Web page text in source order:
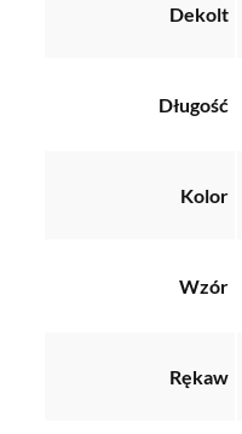
Dekolt
Długość
Kolor
Wzór
Rękaw